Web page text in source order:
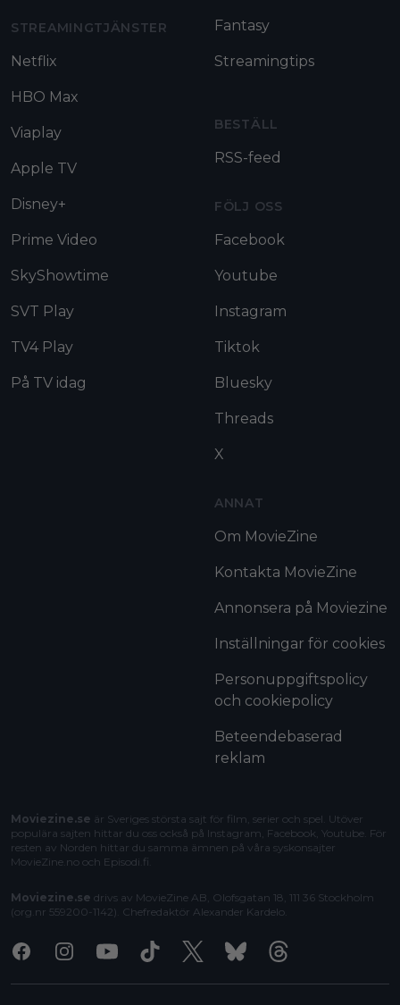
STREAMINGTJÄNSTER
Netflix
HBO Max
Viaplay
Apple TV
Disney+
Prime Video
SkyShowtime
SVT Play
TV4 Play
På TV idag
Fantasy
Streamingtips
BESTÄLL
RSS-feed
FÖLJ OSS
Facebook
Youtube
Instagram
Tiktok
Bluesky
Threads
X
ANNAT
Om MovieZine
Kontakta MovieZine
Annonsera på Moviezine
Inställningar för cookies
Personuppgiftspolicy
och cookiepolicy
Beteendebaserad
reklam
Moviezine.se är Sveriges största sajt för film, serier och spel. Utöver
populära sajten hittar du oss också på Instagram, Facebook, Youtube. För
resten av Norden hittar du samma ämnen på våra syskonsajter
MovieZine.no och Episodi.fi
Moviezine.se drivs av MovieZine AB, Olofsgatan 18, 111 36 Stockholm
(org.nr 559200-1142). Chefredaktör Alexander Kardelo
FacebookInstagramYoutubeTiktok X BlueskyThreads